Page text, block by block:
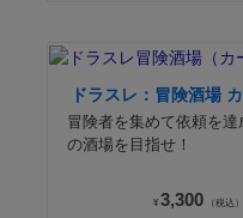
ドラスレ：冒険酒場
冒険者を集めて依頼を達
の酒場を目指せ！
¥ 3,300 （税込）